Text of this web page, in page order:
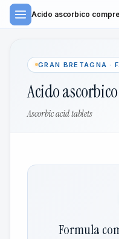
Acido ascorbico
GRAN BRETAGNA ·
Acido
Ascorbic acid tablets
Formula